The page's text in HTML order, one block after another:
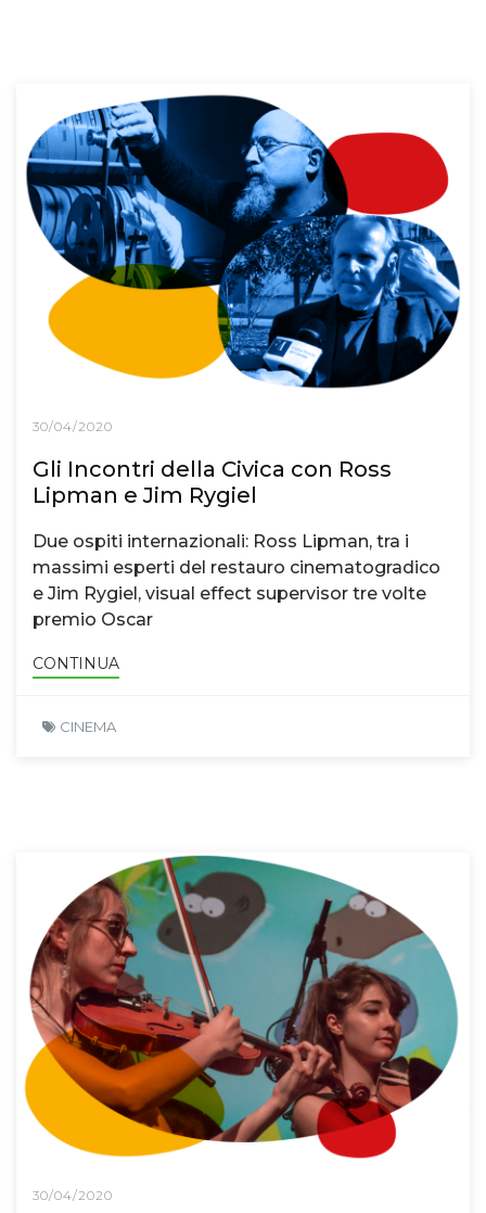
30/04/2020
Gli Incontri della Civica con Ross
Lipman e Jim Rygiel
Due ospiti internazionali: Ross Lipman, tra i
massimi esperti del restauro cinematogradico
e Jim Rygiel, visual effect supervisor tre volte
premio Oscar
CONTINUA
CINEMA
30/04/2020